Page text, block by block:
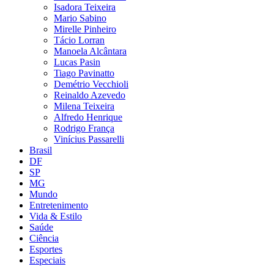
Isadora Teixeira
Mario Sabino
Mirelle Pinheiro
Tácio Lorran
Manoela Alcântara
Lucas Pasin
Tiago Pavinatto
Demétrio Vecchioli
Reinaldo Azevedo
Milena Teixeira
Alfredo Henrique
Rodrigo França
Vinícius Passarelli
Brasil
DF
SP
MG
Mundo
Entretenimento
Vida & Estilo
Saúde
Ciência
Esportes
Especiais